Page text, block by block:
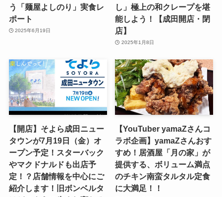
う「麺屋よしのり」実食レ
ポート
2025年6月19日
し」極上の和クレープを堪
能しよう！【成田開店・閉
店】
2025年1月8日
【開店】そよら成田ニュー
タウンが7月19日（金）オ
ープン予定！スターバック
やマクドナルドも出店予
定！？店舗情報を中心にご
紹介します！旧ボンベルタ
【YouTuber yamaZさんコ
ラボ企画】yamaZさんおす
すめ！居酒屋「月の家」が
提供する、ボリューム満点
のチキン南蛮タルタル定食
に大満足！！